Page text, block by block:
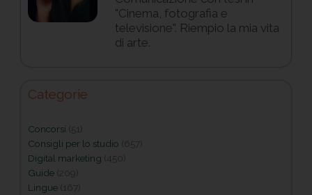
"Cinema, fotografia e
televisione". Riempio la mia vita
di arte.
Categorie
Concorsi (51)
Consigli per lo studio (657)
Digital marketing (450)
Guide (209)
Lingue (167)